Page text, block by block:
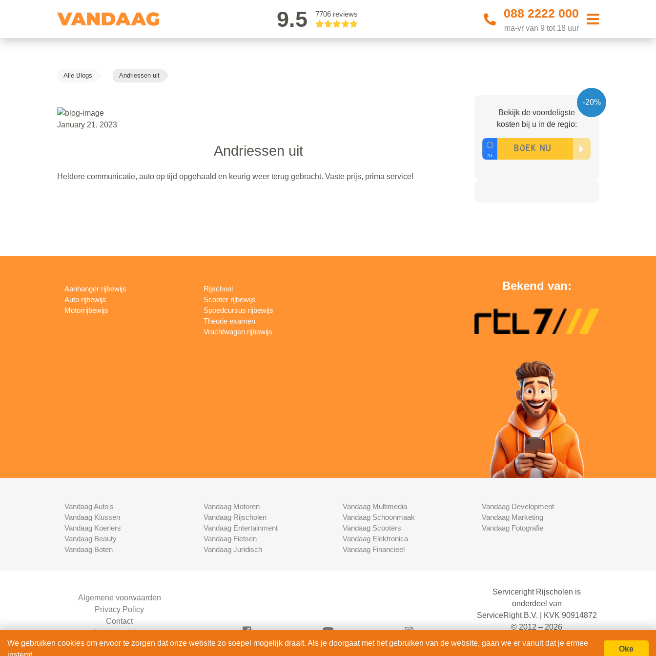
9.5 7706 reviews 088 2222 000
ma-vr van 9 tot 18 uur
Alle Blogs Andriessen uit
January 21, 2023
Andriessen uit
Heldere communicatie, auto op tijd opgehaald en keurig weer terug gebracht. Vaste prijs, prima service!
-20%
Bekijk de voordeligste
kosten bij u in de regio:
Aanhanger rijbewijs
Auto rijbewijs
Motorrijbewijs
Rijschool
Scooter rijbewijs
Spoedcursus rijbewijs
Theorie examen
Vrachtwagen rijbewijs
Bekend van:
Vandaag Auto's
Vandaag Klussen
Vandaag Koeriers
Vandaag Beauty
Vandaag Boten
Vandaag Motoren
Vandaag Rijscholen
Vandaag Entertainment
Vandaag Fietsen
Vandaag Juridisch
Vandaag Multimedia
Vandaag Schoonmaak
Vandaag Scooters
Vandaag Elektronica
Vandaag Financieel
Vandaag Development
Vandaag Marketing
Vandaag Fotografie
Algemene voorwaarden
Privacy Policy
Contact
Bedrijven Inlog
Serviceright Rijscholen is
onderdeel van
ServiceRight B.V. | KVK 90914872
© 2012 – 2026
alle rechten voorbehouden.
We gebruiken cookies om ervoor te zorgen dat onze website zo soepel mogelijk draait. Als je doorgaat met het gebruiken van de website, gaan we er vanuit dat je ermee
Oke